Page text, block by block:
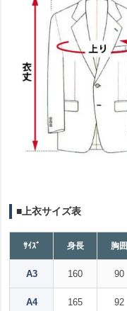
■上衣サイズ表
ｻｲｽﾞ 身長 胸囲
A3 160 90
A4 165 92